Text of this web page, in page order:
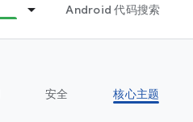
Android 代码搜索
安全 核心主题